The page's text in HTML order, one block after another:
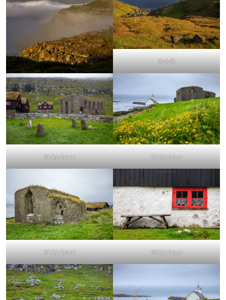
Kvívík
Kirkjubøur Kirkjubøur
Kirkjubøur Kirkjubøur